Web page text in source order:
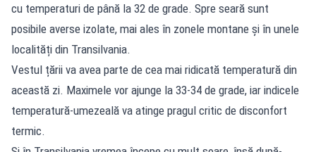
cu temperaturi de până la 32 de grade. Spre seară sunt
posibile averse izolate, mai ales în zonele montane și în unele
localități din Transilvania.
Vestul țării va avea parte de cea mai ridicată temperatură din
această zi. Maximele vor ajunge la 33-34 de grade, iar indicele
temperatură-umezeală va atinge pragul critic de disconfort
termic.